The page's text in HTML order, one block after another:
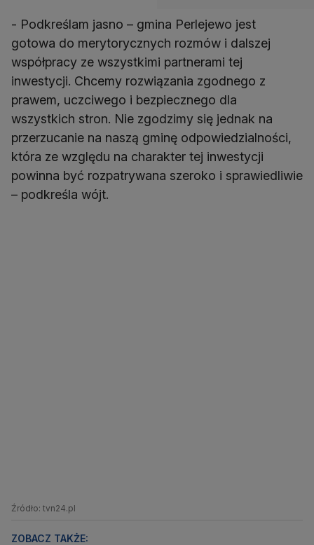
- Podkreślam jasno – gmina Perlejewo jest
gotowa do merytorycznych rozmów i dalszej
współpracy ze wszystkimi partnerami tej
inwestycji. Chcemy rozwiązania zgodnego z
prawem, uczciwego i bezpiecznego dla
wszystkich stron. Nie zgodzimy się jednak na
przerzucanie na naszą gminę odpowiedzialności,
która ze względu na charakter tej inwestycji
powinna być rozpatrywana szeroko i sprawiedliwie
– podkreśla wójt.
Źródło: tvn24.pl
ZOBACZ TAKŻE: